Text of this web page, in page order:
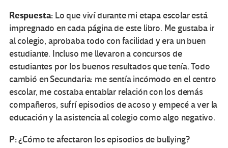
Respuesta: Lo que viví durante mi etapa escolar está
impregnado en cada página de este libro. Me gustaba ir
al colegio, aprobaba todo con facilidad y era un buen
estudiante. Incluso me llevaron a concursos de
estudiantes por los buenos resultados que tenía. Todo
cambió en Secundaria: me sentía incómodo en el centro
escolar, me costaba entablar relación con los demás
compañeros, sufrí episodios de acoso y empecé a ver la
educación y la asistencia al colegio como algo negativo.
P:¿Cómo te afectaron los episodios de bullying?